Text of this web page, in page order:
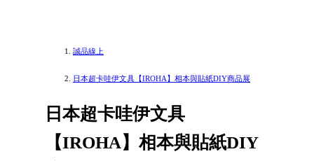
誠品線上
日本超卡哇伊文具【IROHA】相本與貼紙DIY商品展
日本超卡哇伊文具
【IROHA】相本與貼紙DIY